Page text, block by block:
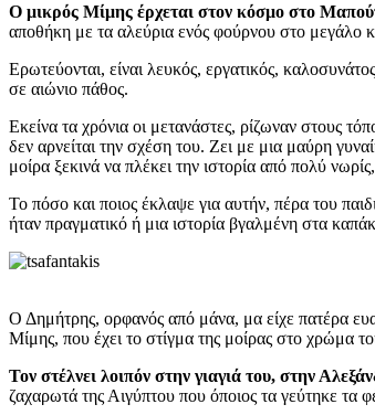
Ο μικρός Μίμης έρχεται στον κόσμο στο
αποθήκη με τα αλεύρια ενός φούρνου στο μεγάλο
Ερωτεύονται, είναι λευκός, εργατικός,
σε αιώνιο πάθος.
Εκείνα τα χρόνια οι μετανάστες, ρίζωναν στους
δεν αρνείται την σχέση του. Ζει με μια μαύρη
μοίρα ξεκινά να πλέκει την ιστορία από πολύ
Το πόσο και ποιος έκλαψε για αυτήν, πέρα του
ήταν πραγματικό ή μια ιστορία βγαλμένη στα
Ο Δημήτρης, ορφανός από μάνα, μα είχε πατέρα
Μίμης, που έχει το στίγμα της μοίρας στο χρώμα
Τον στέλνει λοιπόν στην γιαγιά του, στην
ζαχαρωτά της Αιγύπτου που όποιος τα γεύτηκε τα